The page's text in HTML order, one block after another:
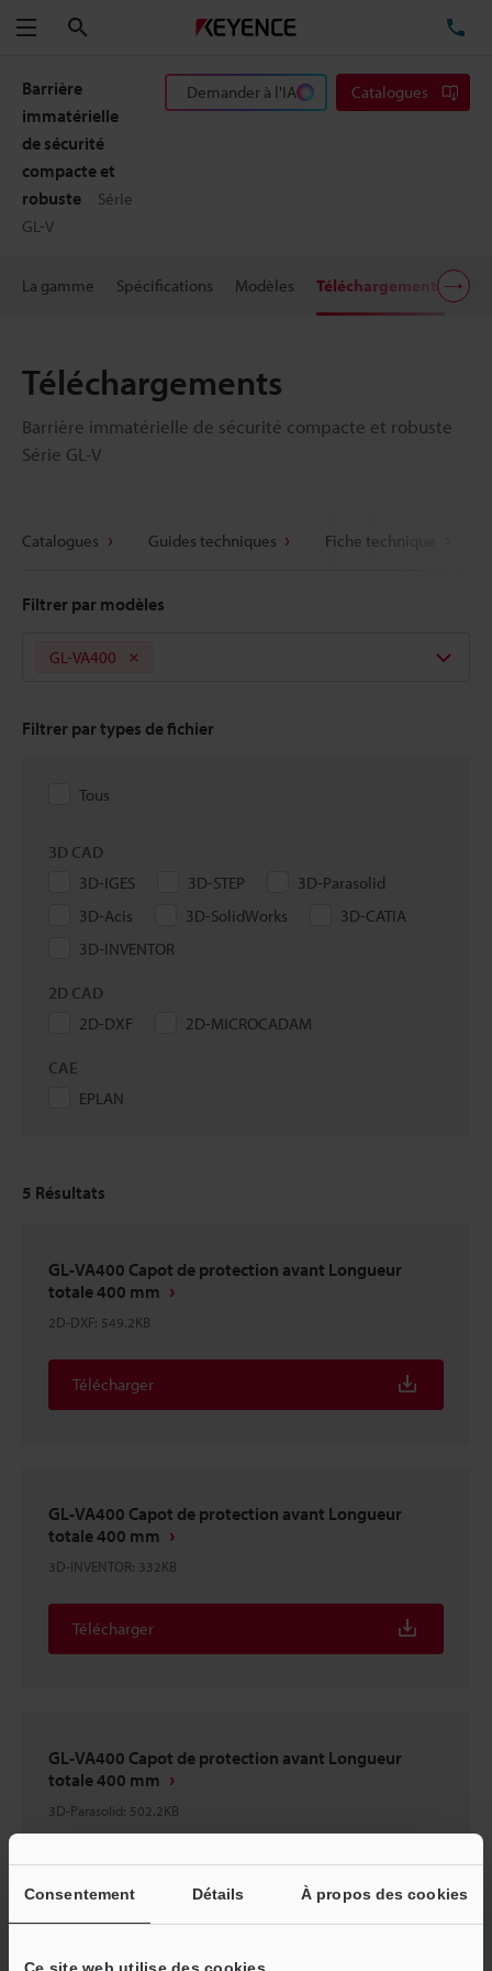
Consentement Détails À propos des cookies
Menu
Barrière
immatérielle
de sécurité
compacte et
robuste
Série
GL-V
Demander à l'IA Catalogues
La gamme Spécifications Modèles Téléchargements Prix
Téléchargements
Barrière immatérielle de sécurité compacte et robuste
Série GL-V
Catalogues Guides techniques Fiche technique
Filtrer par modèles
GL-VA400
Filtrer par types de fichier
Tous
3D CAD
3D-IGES
3D-STEP
3D-Parasolid
3D-Acis
3D-SolidWorks
3D-CATIA
3D-INVENTOR
2D CAD
2D-DXF
2D-MICROCADAM
CAE
EPLAN
5 Résultats
GL-VA400 Capot de protection avant Longueur
totale 400 mm
2D-DXF: 549.2KB
Télécharger
GL-VA400 Capot de protection avant Longueur
totale 400 mm
3D-INVENTOR: 332KB
Télécharger
GL-VA400 Capot de protection avant Longueur
totale 400 mm
3D-Parasolid: 502.2KB
Télécharger